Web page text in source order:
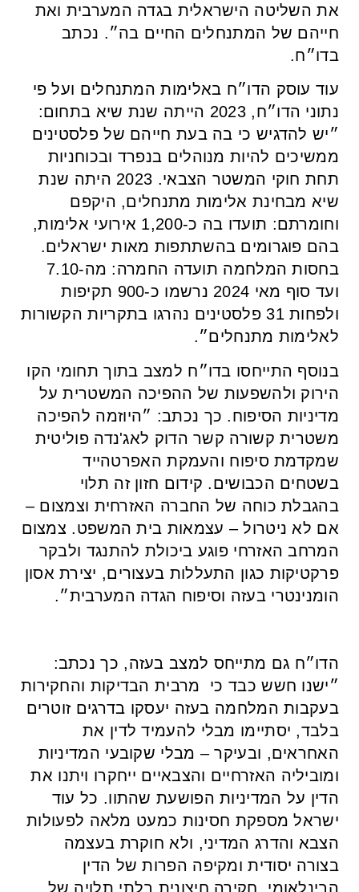
את השליטה הישראלית בגדה המערבית ואת
חייהם של המתנחלים החיים בה״. נכתב
בדו״ח.
עוד עוסק הדו״ח באלימות המתנחלים ועל פי
נתוני הדו״ח, 2023 הייתה שנת שיא בתחום:
״יש להדגיש כי בה בעת חייהם של פלסטינים
ממשיכים להיות מנוהלים בנפרד ובכוחניות
תחת חוקי המשטר הצבאי. 2023 היתה שנת
שיא מבחינת אלימות מתנחלים, היקפם
וחומרתם: תועדו בה כ-1,200 אירועי אלימות,
בהם פוגרומים בהשתתפות מאות ישראלים.
בחסות המלחמה תועדה החמרה: מה-7.10
ועד סוף מאי 2024 נרשמו כ-900 תקיפות
ולפחות 31 פלסטינים נהרגו בתקריות הקשורות
לאלימות מתנחלים״.
בנוסף התייחסו בדו״ח למצב בתוך תחומי הקו
הירוק ולהשפעות של ההפיכה המשטרית על
מדיניות הסיפוח. כך נכתב: ״היוזמה להפיכה
משטרית קשורה קשר הדוק לאג'נדה פוליטית
שמקדמת סיפוח והעמקת האפרטהייד
בשטחים הכבושים. קידום חזון זה תלוי
בהגבלת כוחה של החברה האזרחית וצמצום –
אם לא ניטרול – עצמאות בית המשפט. צמצום
המרחב האזרחי פוגע ביכולת להתנגד ולבקר
פרקטיקות כגון התעללות בעצורים, יצירת אסון
הומנינטרי בעזה וסיפוח הגדה המערבית״.
הדו״ח גם מתייחס למצב בעזה, כך נכתב:
״ישנו חשש כבד כי
מרבית הבדיקות והחקירות
בעקבות המלחמה בעזה יעסקו בדרגים זוטרים
בלבד, יסתיימו מבלי להעמיד לדין את
האחראים, ובעיקר – מבלי שקובעי המדיניות
ומוביליה האזרחיים והצבאיים ייחקרו ויתנו את
הדין על המדיניות הפושעת שהתוו. כל עוד
ישראל מספקת חסינות כמעט מלאה לפעולות
הצבא והדרג המדיני, ולא חוקרת בעצמה
בצורה יסודית ומקיפה הפרות של הדין
הבינלאומי, חקירה חיצונית בלתי תלויה של